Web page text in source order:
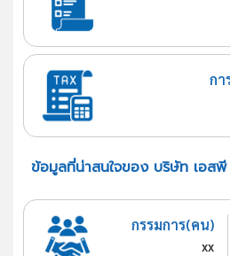
กา
ข้อมูลที่น่าสนใจของ บริษัท เอส
กรรมการ(คน)
xx